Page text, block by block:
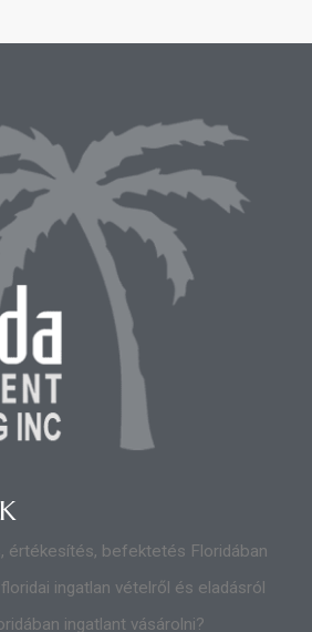
értékesítés, befektetés Floridában
ingatlan vételről és eladásról
ingatlant vásárolni?